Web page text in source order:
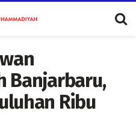
Banjarbaru,
Ribu